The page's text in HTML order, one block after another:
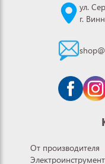
ул.
г.
От производителя
Электроинструмент